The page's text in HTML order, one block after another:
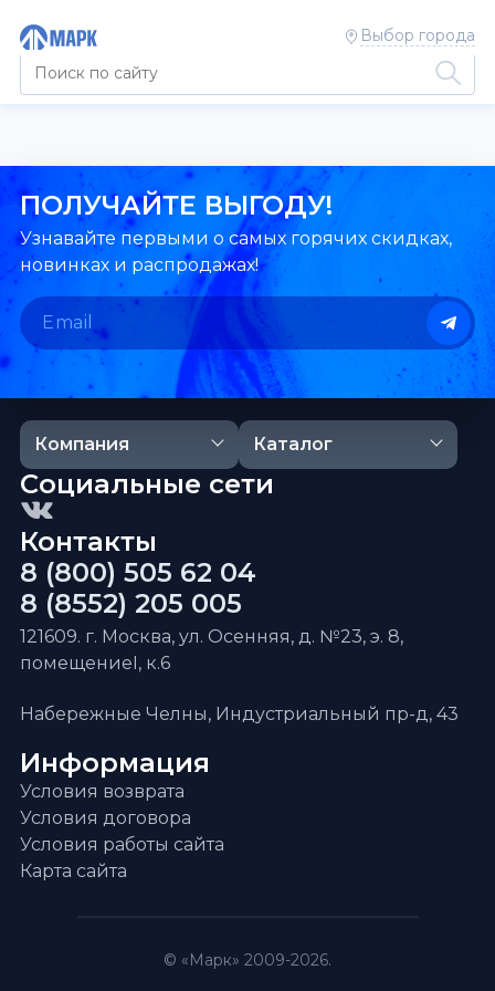
Выбор города
ПОЛУЧАЙТЕ ВЫГОДУ!
Узнавайте первыми о самых горячих скидках,
новинках и распродажах!
Компания Каталог
Информация
Условия возврата
Условия договора
Условия работы сайта
Карта сайта
Контакты
8 (800) 505 62 04
8 (8552) 205 005
121609. г. Москва, ул. Осенняя, д. №23, э. 8,
помещениеI, к.6
Набережные Челны, Индустриальный пр-д, 43
Социальные сети
© «Марк» 2009-2026.